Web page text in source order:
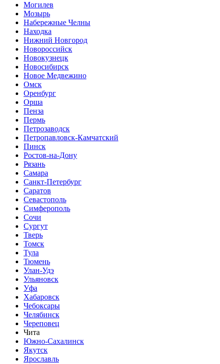
Могилев
Мозырь
Набережные Челны
Находка
Нижний Новгород
Новороссийск
Новокузнецк
Новосибирск
Новое Медвежино
Омск
Оренбург
Орша
Пенза
Пермь
Петрозаводск
Петропавловск-Камчатский
Пинск
Ростов-на-Дону
Рязань
Самара
Санкт-Петербург
Саратов
Севастополь
Симферополь
Сочи
Сургут
Тверь
Томск
Тула
Тюмень
Улан-Удэ
Ульяновск
Уфа
Хабаровск
Чебоксары
Челябинск
Череповец
Чита
Южно-Сахалинск
Якутск
Ярославль